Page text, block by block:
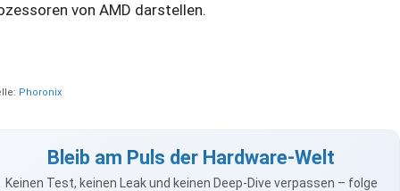
von AMD darstellen.
Phoronix
Bleib am Puls der Hardware-Welt
Keinen Test, keinen Leak und keinen Deep-Dive verpassen – folge